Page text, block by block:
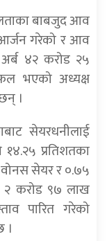
बाबजुद आव
गरेको र आव
४२ करोड २५
भएको अध्यक्ष
।
सेयरधनीलाई
प्रतिशतका
सेयर र ०.७५
२ करोड ९७ लाख
पारित गरेको
।